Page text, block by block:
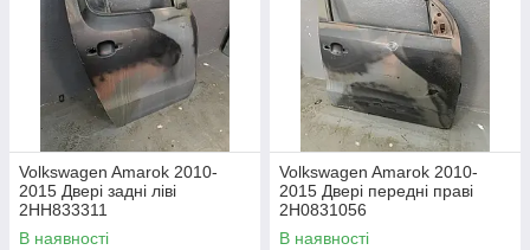
Volkswagen Amarok 2010-
2015 Двері задні ліві
2HH833311
В наявності
Volkswagen Amarok 2010-
2015 Двері передні праві
2H0831056
В наявності